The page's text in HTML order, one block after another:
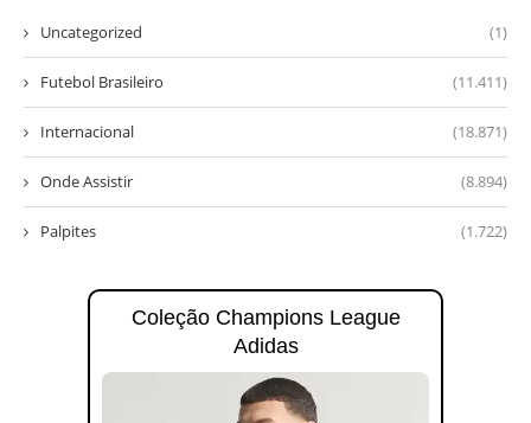
Uncategorized (1)
Futebol Brasileiro (11.411)
Internacional (18.871)
Onde Assistir (8.894)
Palpites (1.722)
Coleção Champions League
Adidas